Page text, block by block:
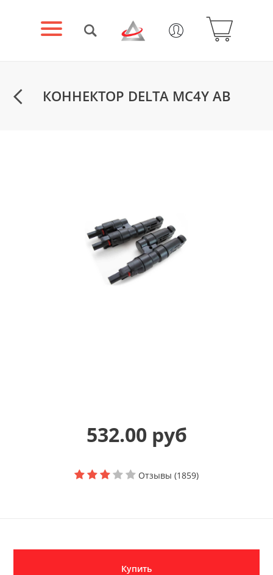
КОННЕКТОР DELTA MC4Y AB
532.00 руб
Отзывы (1859)
Купить